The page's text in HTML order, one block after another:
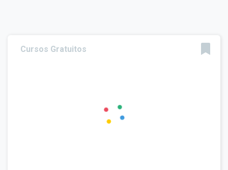
Cursos Gratuitos